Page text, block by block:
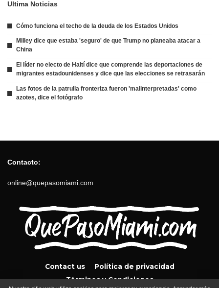
Ultima Noticias
Cómo funciona el techo de la deuda de los Estados Unidos
Milley dice que estaba 'seguro' de que Trump no planeaba atacar a
China
El líder no electo de Haití dice que comprende las deportaciones de
migrantes estadounidenses y dice que las elecciones se retrasarán
Las fotos de la patrulla fronteriza fueron 'malinterpretadas' como
azotes, dice el fotógrafo
Contacto:
online@quepasomiami.com
Contact us
Política de privacidad
Términos y Condiciones